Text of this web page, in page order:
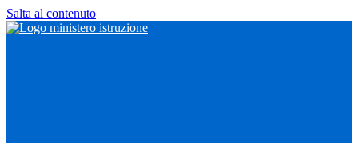
Salta al contenuto